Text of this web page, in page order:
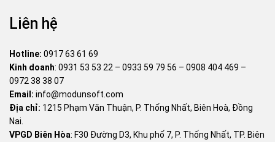
Liên hệ
Hotline: 0917 63 61 69
Kinh doanh: 0931 53 53 22 – 0933 59 79 56 – 0908 404 469 –
0972 38 38 07
Email: info@modunsoft.com
Địa chỉ: 1215 Phạm Văn Thuận, P. Thống Nhất, Biên Hoà, Đồng
Nai.
VPGD Biên Hòa: F30 Đường D3, Khu phố 7, P. Thống Nhất, TP. Biên